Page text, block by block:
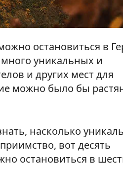
остановиться в
уникальных и
и других мест для
можно было бы
насколько
вот десять
остановиться в